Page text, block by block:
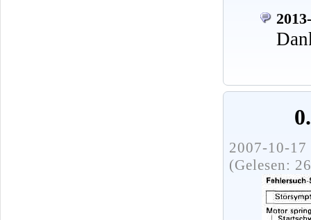
2007-10-
(Gelesen: